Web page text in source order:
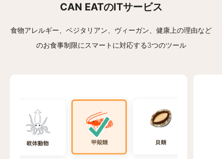
CAN EATのITサービス
食物アレルギー、ベジタリアン、ヴィーガン、健康上の理由など
のお食事制限にスマートに対応する3つのツール